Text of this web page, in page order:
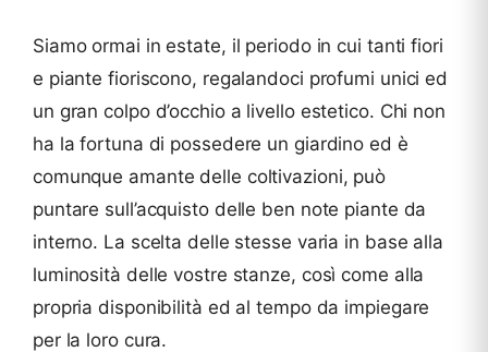
Siamo ormai in estate, il periodo in cui tanti fiori
e piante fioriscono, regalandoci profumi unici ed
un gran colpo d’occhio a livello estetico. Chi non
ha la fortuna di possedere un giardino ed è
comunque amante delle coltivazioni, può
puntare sull’acquisto delle ben note piante da
interno. La scelta delle stesse varia in base alla
luminosità delle vostre stanze, così come alla
propria disponibilità ed al tempo da impiegare
per la loro cura.